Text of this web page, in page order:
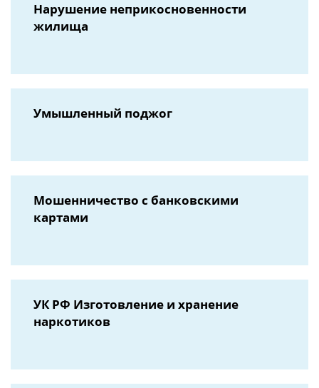
Нарушение неприкосновенности
жилища
Умышленный поджог
Мошенничество с банковскими
картами
УК РФ Изготовление и хранение
наркотиков